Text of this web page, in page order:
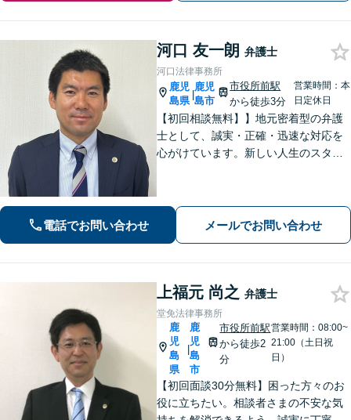
河口 友一朗 弁護士
河口法律事務所
鹿児
島県
|
鹿児
島市
市役所前駅
から徒歩3分
営業時間：本
日定休日
【初回相談無料】】地元密着型の弁護
士として、誠実・正確・迅速な対応を
心がけています。新しい人生のスター
可】豊富な実践経験を活かし、スピー
ド解決を目指します。
電話でお問い合わせ メールでお問い合わせ
上福元 尚之 弁護士
堂免法律事務所
鹿
児
島
県
|
鹿
児
島
市
市役所前駅
から徒歩2
分
営業時間：08:00~
21:00（土日祝
日）
【初回面談30分無料】困った方々のお
役に立ちたい。相談者さまの不安な気